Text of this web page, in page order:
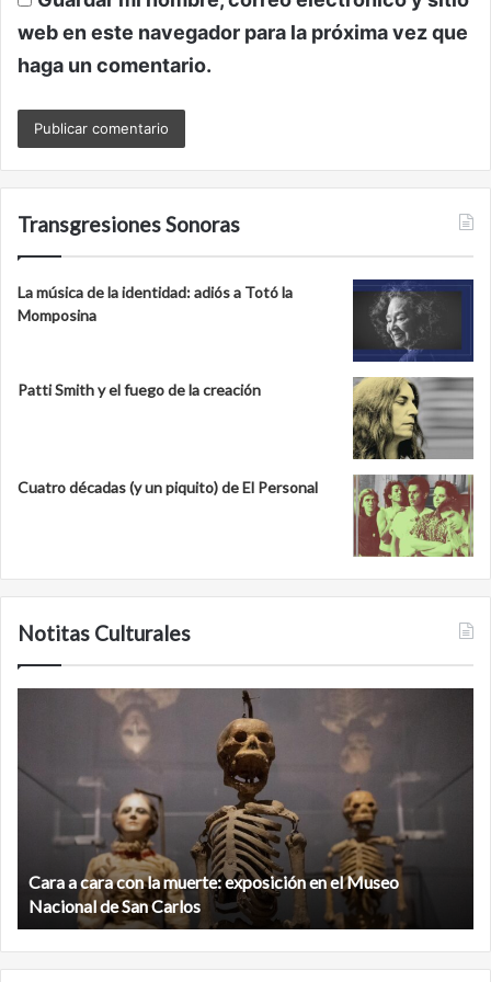
web en este navegador para la próxima vez que
haga un comentario.
Transgresiones Sonoras
La música de la identidad: adiós a Totó la
Momposina
Patti Smith y el fuego de la creación
Cuatro décadas (y un piquito) de El Personal
Notitas Culturales
con
muerte:
exposición
el
Museo
Nacional
de
San
Cara a cara con la muerte: exposición en el Museo
Nacional de San Carlos